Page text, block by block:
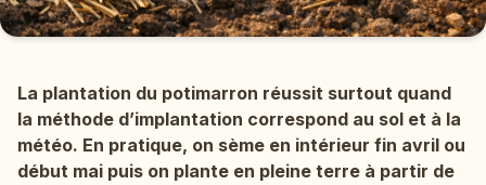
La plantation du potimarron réussit surtout quand
la méthode d’implantation correspond au sol et à la
météo. En pratique, on sème en intérieur fin avril ou
début mai puis on plante en pleine terre à partir de